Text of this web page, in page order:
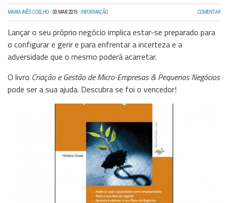
Hosting/Cloud
Opinião
Storage
Wireless
MARIA INÊS COELHO·03 MAR 2015· INFORMAÇÃO COMENTAR
Lançar o seu próprio negócio implica estar-se preparado para
o configurar e gerir e para enfrentar a incerteza e a
adversidade que o mesmo poderá acarretar.
O livro Criação e Gestão de Micro-Empresas & Pequenos Negócios
pode ser a sua ajuda. Descubra se foi o vencedor!